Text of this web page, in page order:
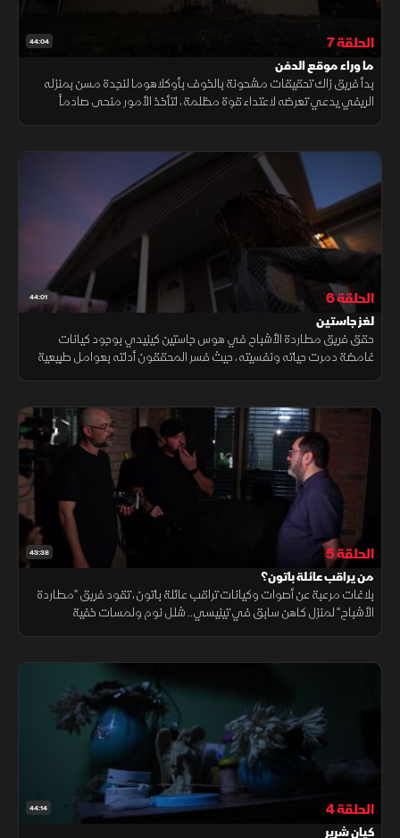
44:04 الحلقة 7
ما وراء موقع الدفن
بدأ فريق زاك تحقيقات مشحونة بالخوف بأوكلاهوما لنجدة مسن بمنزله
الريفي يدعي تعرضه لاعتداء قوة مظلمة، لتأخذ الأمور منحى صادماً
44:01 الحلقة 6
لغز جاستين
حقق فريق مطاردة الأشباح في هوس جاستين كينيدي بوجود كيانات
غامضة دمرت حياته ونفسيته، حيث فسر المحققون أدلته بعوامل طبيعية
43:38 الحلقة 5
من يراقب عائلة باتون؟
بلاغات مرعبة عن أصوات وكيانات تراقب عائلة باتون، تقود فريق "مطاردة
الأشباح" لمنزل كاهن سابق في تينيسي.. شلل نوم ولمسات خفية
44:14 الحلقة 4
كيان شرير